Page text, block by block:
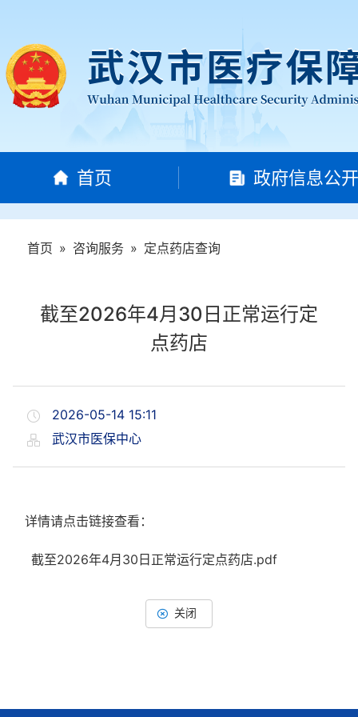
首页 政府信息公
首页 » 咨询服务 » 定点药店查询
截至2026年4月30日正常运行定
点药店
2026-05-14 15:11
武汉市医保中心
详情请点击链接查看：
截至2026年4月30日正常运行定点药店.pdf
关闭